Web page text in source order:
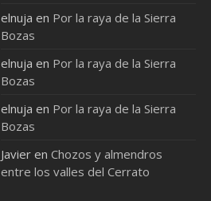
elnuja en Por la raya de la Sierra
Bozas
elnuja en Por la raya de la Sierra
Bozas
elnuja en Por la raya de la Sierra
Bozas
Javier enChozos y almendros
entre los valles del Cerrato